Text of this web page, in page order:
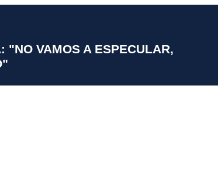
"NO VAMOS A ESPECULAR,